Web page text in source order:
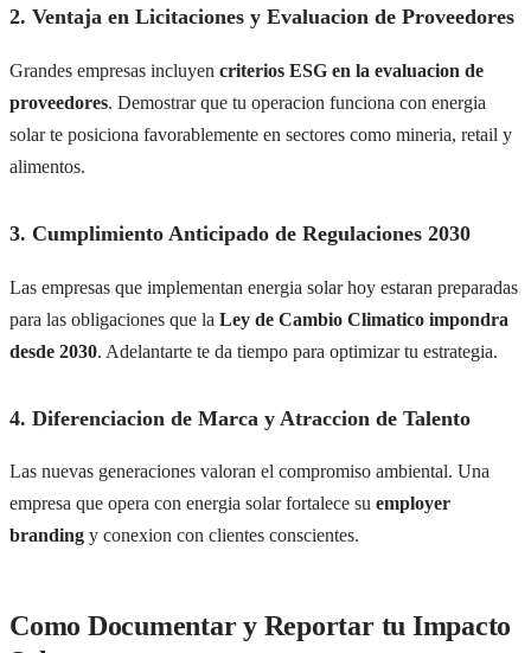
2. Ventaja en Licitaciones y Evaluacion de Proveedores
Grandes empresas incluyen criterios ESG en la evaluacion de
proveedores. Demostrar que tu operacion funciona con energia
solar te posiciona favorablemente en sectores como mineria, retail y
alimentos.
3. Cumplimiento Anticipado de Regulaciones 2030
Las empresas que implementan energia solar hoy estaran preparadas
para las obligaciones que la Ley de Cambio Climatico impondra
desde 2030. Adelantarte te da tiempo para optimizar tu estrategia.
4. Diferenciacion de Marca y Atraccion de Talento
Las nuevas generaciones valoran el compromiso ambiental. Una
empresa que opera con energia solar fortalece su employer
branding y conexion con clientes conscientes.
Como Documentar y Reportar tu Impacto